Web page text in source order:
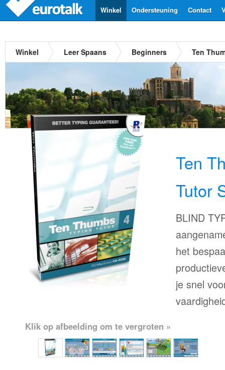
Contact
Ondersteuning
Winkel
Winkel Leer Spaans Beginners Ten
Ten
Tutor
BLIND
het
je snel
Klik op afbeelding om te vergroten »